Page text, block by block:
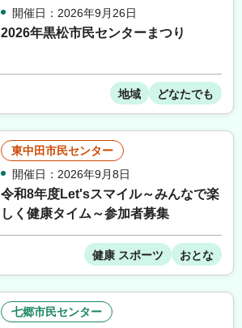
開催日：2026年9月26日
2026年黒松市民センターまつり
地域 どなたでも
東中田市民センター
開催日：2026年9月8日
令和8年度Let'sスマイル～みんなで楽
しく健康タイム～参加者募集
健康 スポーツ おとな
七郷市民センター